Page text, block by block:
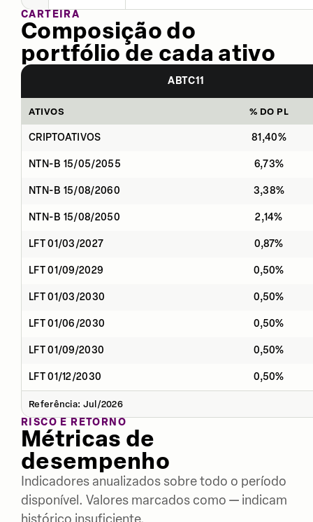
CARTEIRA
Composição do
portfólio de cada ativo
ABTC11
ATIVOS % DO PL
CRIPTOATIVOS 81,40%
NTN-B 15/05/2055 6,73%
NTN-B 15/08/2060 3,38%
NTN-B 15/08/2050 2,14%
LFT 01/03/2027 0,87%
LFT 01/09/2029 0,50%
LFT 01/03/2030 0,50%
LFT 01/06/2030 0,50%
LFT 01/09/2030 0,50%
LFT 01/12/2030 0,50%
Referência: Jul/2026
RISCO E RETORNO
Métricas de
desempenho
Indicadores anualizados sobre todo o período
disponível. Valores marcados como — indicam
histórico insuficiente.